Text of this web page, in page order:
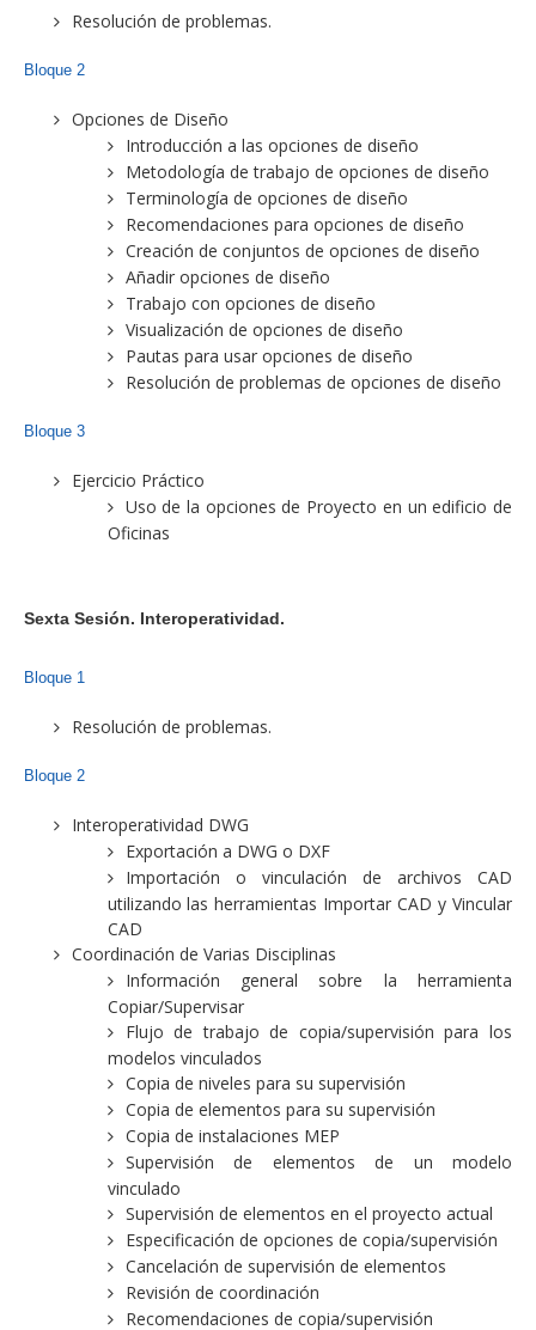
Resolución de problemas.
Bloque 2
Opciones de Diseño
Introducción a las opciones de diseño
Metodología de trabajo de opciones de diseño
Terminología de opciones de diseño
Recomendaciones para opciones de diseño
Creación de conjuntos de opciones de diseño
Añadir opciones de diseño
Trabajo con opciones de diseño
Visualización de opciones de diseño
Pautas para usar opciones de diseño
Resolución de problemas de opciones de diseño
Bloque 3
Ejercicio Práctico
Uso de la opciones de Proyecto en un edificio de
Oficinas
Sexta Sesión. Interoperatividad.
Bloque 1
Resolución de problemas.
Bloque 2
Interoperatividad DWG
Exportación a DWG o DXF
Importación o vinculación de archivos CAD
utilizando las herramientas Importar CAD y Vincular
CAD
Coordinación de Varias Disciplinas
Información general sobre la herramienta
Copiar/Supervisar
Flujo de trabajo de copia/supervisión para los
modelos vinculados
Copia de niveles para su supervisión
Copia de elementos para su supervisión
Copia de instalaciones MEP
Supervisión de elementos de un modelo
vinculado
Supervisión de elementos en el proyecto actual
Especificación de opciones de copia/supervisión
Cancelación de supervisión de elementos
Revisión de coordinación
Recomendaciones de copia/supervisión